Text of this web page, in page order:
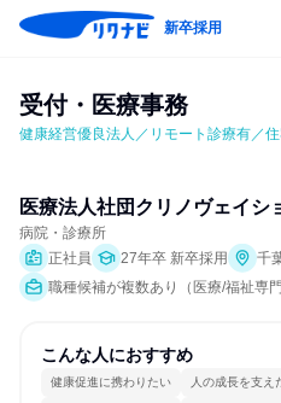
新卒採用
受付・医療事務
健康経営優良法人／リモート診療有／
医療法人社団クリノヴェイシ
病院・診療所
正社員
27年卒 新卒採用
千
職種候補が複数あり（医療/福祉専
こんな人におすすめ
健康促進に携わりたい 人の成長を支え